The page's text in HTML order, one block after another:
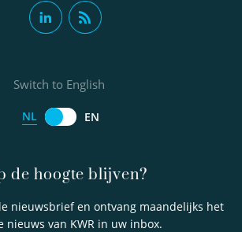
de hoogte blijven?
nieuwsbrief en ontvang maandelijks het
nieuws van KWR in uw inbox.
Switch to English
NL EN